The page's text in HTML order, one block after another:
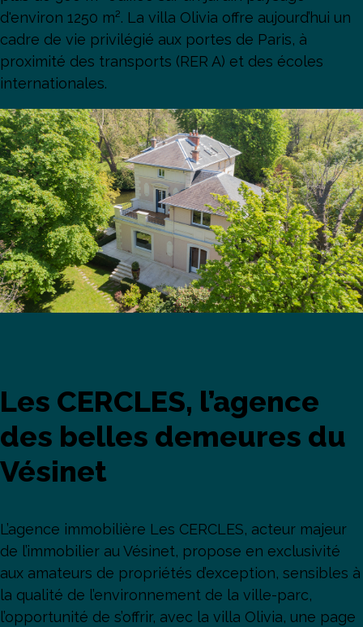
d'environ 1250 m². La villa Olivia offre aujourd’hui un
cadre de vie privilégié aux portes de Paris, à
proximité des transports (RER A) et des écoles
internationales.
Les CERCLES, l’agence
des belles demeures du
Vésinet
L’agence immobilière Les CERCLES, acteur majeur
de l’immobilier au Vésinet, propose en exclusivité
aux amateurs de propriétés d’exception, sensibles à
la qualité de l’environnement de la ville-parc,
l’opportunité de s’offrir, avec la villa Olivia, une page